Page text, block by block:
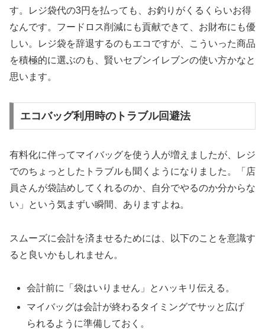
す。レジ袋代の3円を払っても、お釣りがくるくらいお得
なんです。フードロス削減にも貢献できて、お財布にも優
しい。レジ袋を辞退するのもエコですが、こういった商品
を積極的に選ぶのも、賢いセブンイレブンの使い方かなと
思います。
エコバッグ利用時のトラブル回避法
有料化に伴ってマイバッグを使う人が増えましたが、レジ
でのちょっとしたトラブルも聞くようになりました。「店
員さんが袋詰めしてくれるのか、自分でやるのか分からな
い」という気まずい瞬間、ありますよね。
スムーズに会計を済ませるためには、以下のことを意識す
ると良いかもしれません。
会計前に「袋はいりません」とハッキリ伝える。
マイバッグは会計が終わるタイミングでサッと広げ
られるように準備しておく。